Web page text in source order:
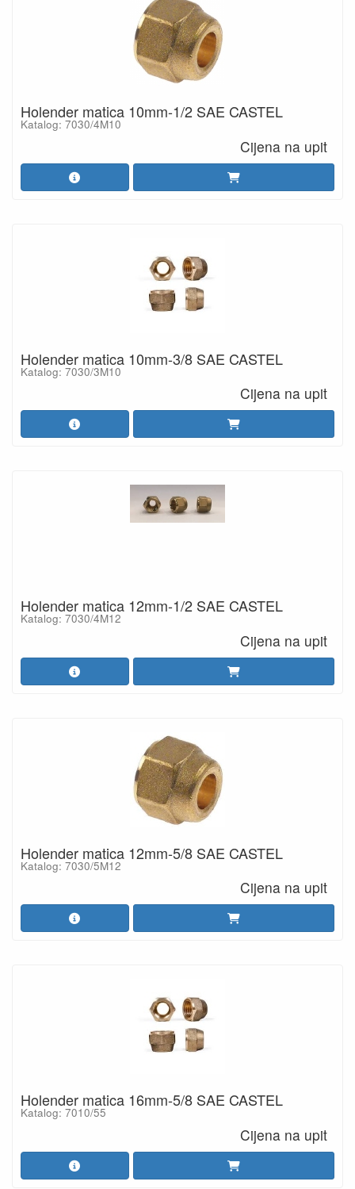
Holender matica 10mm-1/2 SAE CASTEL
Katalog: 7030/4M10
Cijena na upit
Holender matica 10mm-3/8 SAE CASTEL
Katalog: 7030/3M10
Cijena na upit
Holender matica 12mm-1/2 SAE CASTEL
Katalog: 7030/4M12
Cijena na upit
Holender matica 12mm-5/8 SAE CASTEL
Katalog: 7030/5M12
Cijena na upit
Holender matica 16mm-5/8 SAE CASTEL
Katalog: 7010/55
Cijena na upit